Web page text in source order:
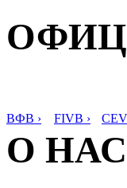
ВФВ › FIVB ›
О НАС